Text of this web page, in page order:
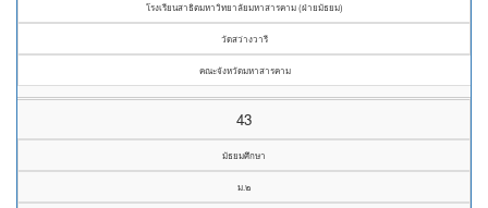
โรงเรียนสาธิตมหาวิทยาลัยมหาสารคาม (ฝ่ายมัธยม)
วัดสว่างวารี
คณะจังหวัดมหาสารคาม
43
มัธยมศึกษา
ม.๒